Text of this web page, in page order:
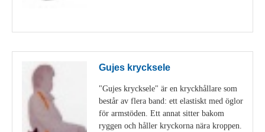
Gujes krycksele
"Gujes krycksele" är en kryckhållare som
består av flera band: ett elastiskt med öglor
för armstöden. Ett annat sitter bakom
ryggen och håller kryckorna nära kroppen.